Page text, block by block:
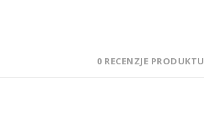
0 RECENZJE PRODUKTU